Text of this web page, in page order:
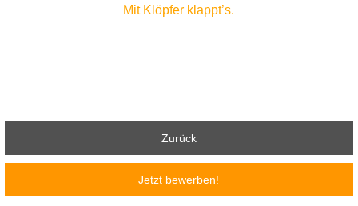
Mit Klöpfer klappt’s.
Zurück
Jetzt bewerben!